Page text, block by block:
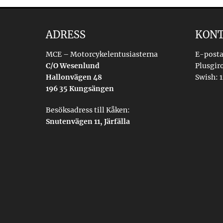
ADRESS
MCE – Motorcykelentusiasterna
C/O Wesenlund
Hallonvägen 48
196 35 Kungsängen
Besöksadress till Kåken:
Snutenvägen 11, Järfälla
E-
Swish: